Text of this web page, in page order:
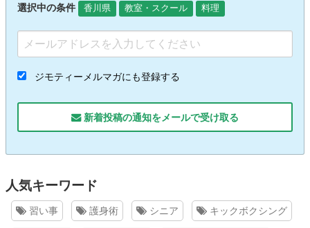
選択中の条件 香川県 教室・スクール 料理
ジモティーメルマガにも登録する
新着投稿の通知をメールで受け取る
人気キーワード
習い事 護身術 シニア キックボクシング